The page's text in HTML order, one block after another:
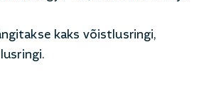
kaks võistlusringi,